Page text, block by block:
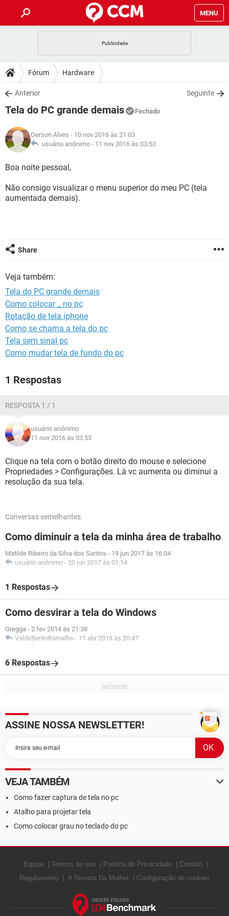
MENU
CELULAR
OUTLOOK
INSTAGRAM GMAIL
GUIA DE COMPRAS
DICAS
JOGOS
INSTAGRAM GMAIL
GUIA DE COMPRAS
DOWNLOADS
JOGOS WHATSAPP
CELULAR
OUTLOOK EXCEL
INSTAGRAM
JOGOS WHATSAPP
CELULAR
OUTLOOK
INSTAGRAM GMAIL
GLOSSÁRIO
OUTLOOK
Fórum Hardware
Anterior Seguinte
Tela do PC grande demais Fechado
Gerson Alves - 10 nov 2016 às 21:03
usuário anônimo - 11 nov 2016 às 03:53
Boa noite pessoal,
Não consigo visualizar o menu superior do meu PC (tela
aumentada demais).
Share
Veja também:
Tela do PC grande demais
Como colocar _ no pc
Rotação de tela iphone
Como se chama a tela do pc
Tela sem sinal pc
Como mudar tela de fundo do pc
1 Respostas
RESPOSTA 1 / 1
usuário anônimo
11 nov 2016 às 03:53
Clique na tela com o botão direito do mouse e selecione
Propriedades > Configurações. Lá vc aumenta ou diminui a
resolução da sua tela.
Conversas semelhantes
Como diminuir a tela da minha área de trabalho
Matilde Ribeiro da Silva dos Santos - 19 jun 2017 às 16:04
usuário anônimo - 20 jun 2017 às 01:14
1 Respostas
Como desvirar a tela do Windows
Gregga - 2 fev 2014 às 21:38
ValdirBentoRamalho - 11 abr 2018 às 20:47
6 Respostas
ASSINE NOSSA NEWSLETTER!
VEJA TAMBÉM
Como fazer captura de tela no pc
Atalho para projetar tela
Como colocar grau no teclado do pc
Equipe Termos de uso Política de Privacidade
Contato
Regulamento
A Revista Da Mulher Configuração de cookies